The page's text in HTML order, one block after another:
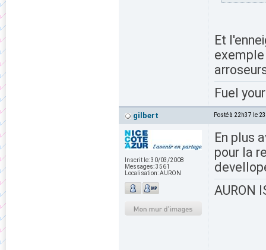
Et
Fuel
gilbert Posté à 22h37 le
Inscrit le:30/03/2008
Messages:3561
Localisation:AURON
En plus
pour la
AURON